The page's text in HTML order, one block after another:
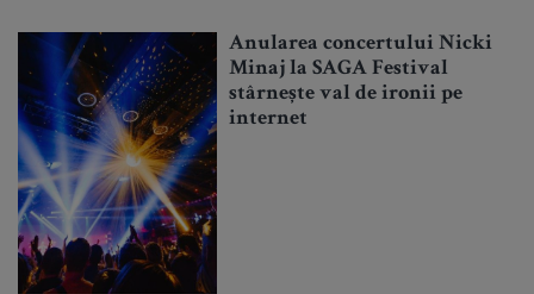
Anularea concertului Nicki
Minaj la SAGA Festival
stârnește val de ironii pe
internet